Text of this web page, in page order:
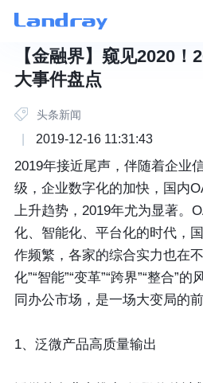
【金融界】窥见2020
大事件盘点
头条新闻
2019-12-16 11:31:43
2019年接近尾声，伴随着企业
级，企业数字化的加快，国内
上升趋势，2019年尤为显著。
化、智能化、平台化的时代，
作频繁，各家的综合实力也在
化”“智能”“变革”“跨界”“整合”
同办公市场，是一场大变局的前
1、泛微产品高质量输出